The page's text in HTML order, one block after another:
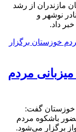
مازندران از رشد
نوشهر و
داد.
مردم
خوزستان گفت:
باشکوه مردم
برگزار می‌شود.